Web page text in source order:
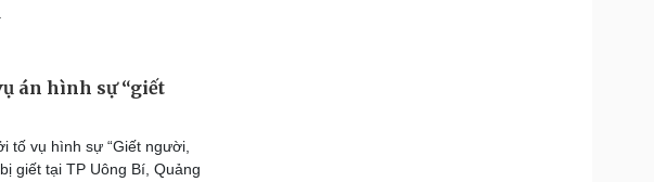
án hình sự “giết
tố vụ hình sự “Giết người,
giết tại TP Uông Bí, Quảng